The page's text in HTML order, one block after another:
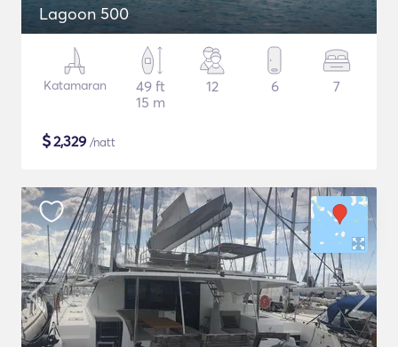
Lagoon 500
Katamaran
49 ft
15 m
12 6 7
$2,329 /natt